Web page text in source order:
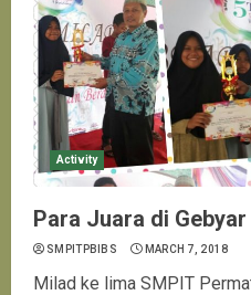
Activity
Para Juara di
SMPITPBIBS MARCH 7, 2018
Milad ke lima SMPIT